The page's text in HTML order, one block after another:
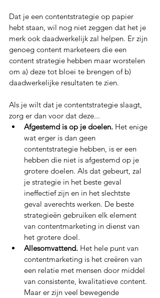
Dat je een contentstrategie op papier
hebt staan, wil nog niet zeggen dat het je
merk ook daadwerkelijk zal helpen. Er zijn
genoeg content marketeers die een
content strategie hebben maar worstelen
om a) deze tot bloei te brengen of b)
daadwerkelijke resultaten te zien.
Als je wilt dat je contentstrategie slaagt,
zorg er dan voor dat deze...
Afgestemd is op je doelen. Het enige
wat erger is dan geen
contentstrategie hebben, is er een
hebben die niet is afgestemd op je
grotere doelen. Als dat gebeurt, zal
je strategie in het beste geval
ineffectief zijn en in het slechtste
geval averechts werken. De beste
strategieën gebruiken elk element
van contentmarketing in dienst van
het grotere doel.
Allesomvattend. Het hele punt van
contentmarketing is het creëren van
een relatie met mensen door middel
van consistente, kwalitatieve content.
Maar er zijn veel bewegende